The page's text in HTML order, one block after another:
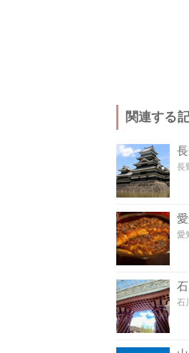
関連する
長
愛
石